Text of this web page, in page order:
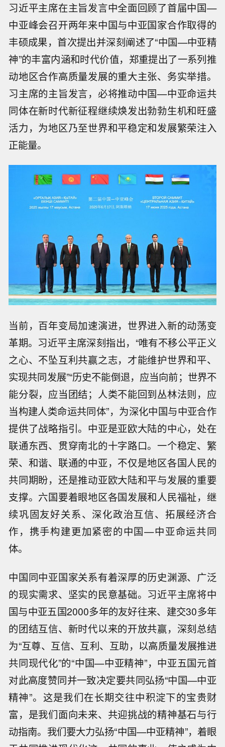
习近平主席在主旨发言中全面回顾了首届中国—
中亚峰会召开两年来中国与中亚国家合作取得的
丰硕成果，首次提出并深刻阐述了“中国—中亚精
神”的丰富内涵和时代价值，郑重提出了一系列推
动地区合作高质量发展的重大主张、务实举措。
习主席的主旨发言，必将推动中国—中亚命运共
同体在新时代新征程继续焕发出勃勃生机和旺盛
活力，为地区乃至世界和平稳定和发展繁荣注入
正能量。
当前，百年变局加速演进，世界进入新的动荡变
革期。习近平主席深刻指出，“唯有不移公平正义
之心、不坠互利共赢之志，才能维护世界和平、
实现共同发展”“历史不能倒退，应当向前；世界不
能分裂，应当团结；人类不能回到丛林法则，应
当构建人类命运共同体”，为深化中国与中亚合作
提供了战略指引。中亚是亚欧大陆的中心，处在
联通东西、贯穿南北的十字路口。一个稳定、繁
荣、和谐、联通的中亚，不仅是地区各国人民的
共同期盼，还是推动亚欧大陆和平与发展的重要
支撑。六国要着眼地区各国发展和人民福祉，继
续巩固友好关系、深化政治互信、拓展经济合
作，携手构建更加紧密的中国—中亚命运共同
体。
中国同中亚国家关系有着深厚的历史渊源、广泛
的现实需求、坚实的民意基础。习近平主席将中
国与中亚五国2000多年的友好往来、建交30多年
的团结互信、新时代以来的开放共赢，深刻总结
为“互尊、互信、互利、互助，以高质量发展推进
共同现代化”的“中国—中亚精神”，中亚五国元首
对此高度赞同并一致决定要共同弘扬“中国—中亚
精神”。这是我们在长期交往中积淀下的宝贵财
富，是我们面向未来、共迎挑战的精神基石与行
动指南。我们要大力弘扬“中国—中亚精神”，着眼